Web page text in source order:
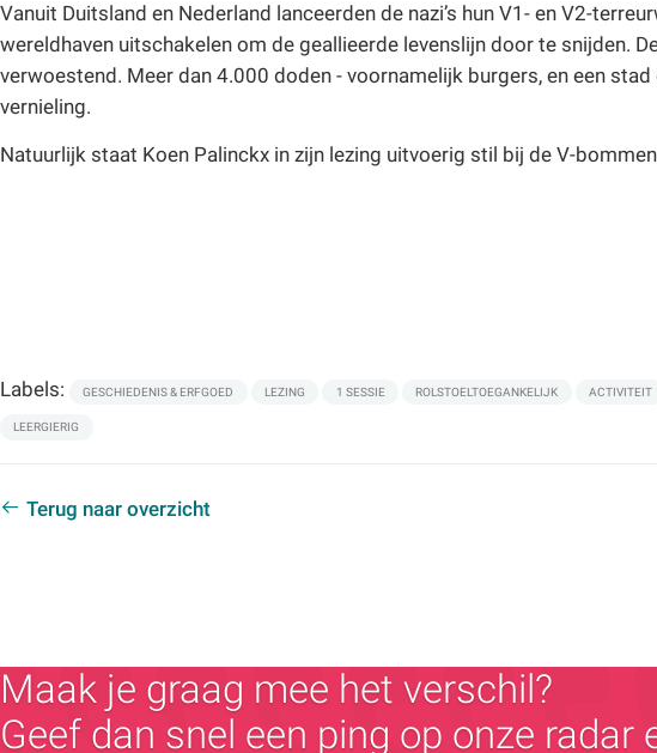
Vanuit Duitsland en Nederland lanceerden de nazi’s hun V1- en V2-
wereldhaven uitschakelen om de geallieerde levenslijn door te snijden.
verwoestend. Meer dan 4.000 doden - voornamelijk burgers, en een
vernieling.
Natuurlijk staat Koen Palinckx in zijn lezing uitvoerig stil bij de V-
Labels: GESCHIEDENIS & ERFGOED LEZING 1 SESSIE ROLSTOELTOEGANKELIJK ACTIVITEIT
LEERGIERIG
Terug naar overzicht
Maak je graag mee het verschil?
Geef dan snel een ping op onze radar